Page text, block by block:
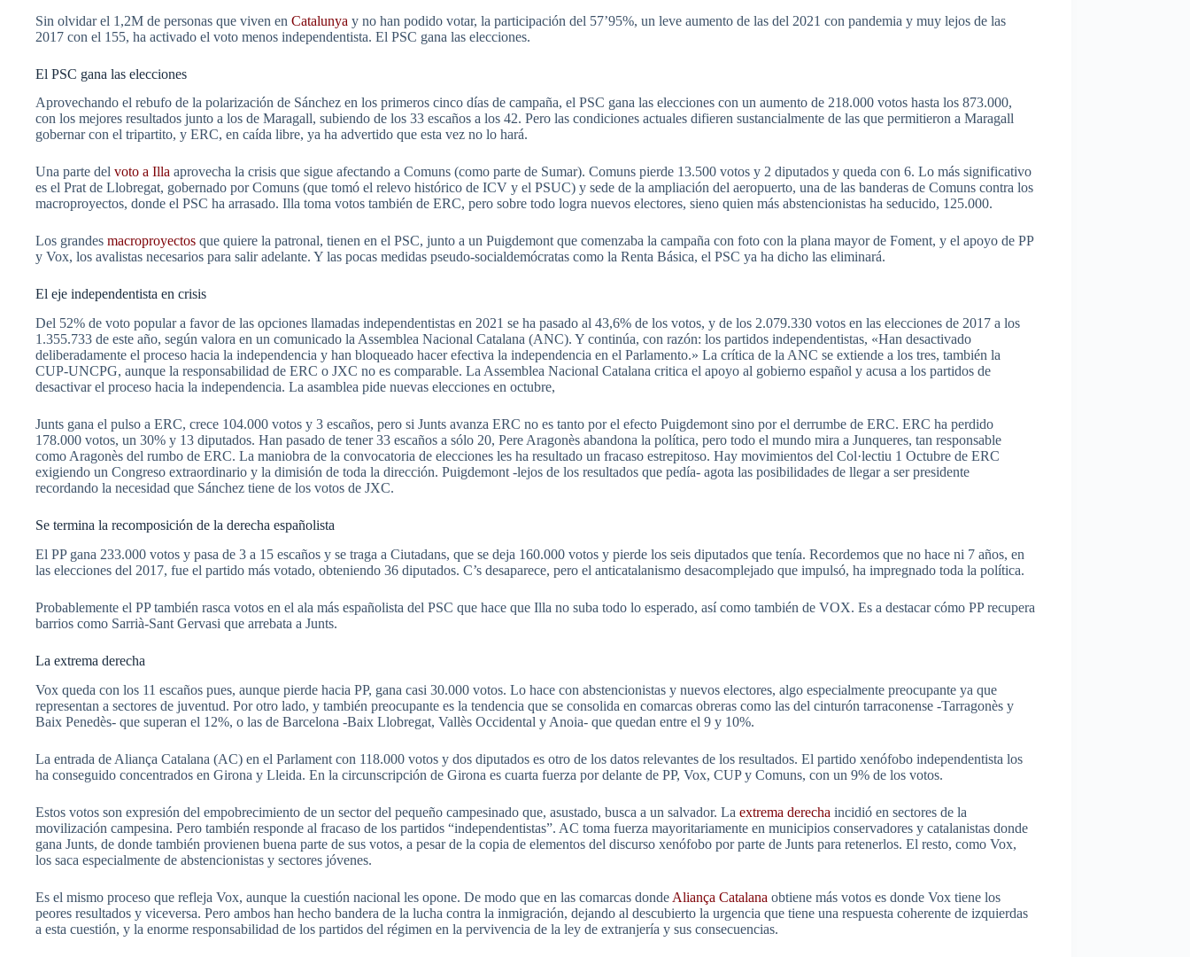
Sin olvidar el 1,2M de personas que viven en Catalunya y no han podido votar, la participación del 57’95%, un leve aumento de las del 2021 con pandemia y muy lejos de las
2017 con el 155, ha activado el voto menos independentista. El PSC gana las elecciones.
El PSC gana las elecciones
Aprovechando el rebufo de la polarización de Sánchez en los primeros cinco días de campaña, el PSC gana las elecciones con un aumento de 218.000 votos hasta los 873.000,
con los mejores resultados junto a los de Maragall, subiendo de los 33 escaños a los 42. Pero las condiciones actuales difieren sustancialmente de las que permitieron a Maragall
gobernar con el tripartito, y ERC, en caída libre, ya ha advertido que esta vez no lo hará.
Una parte del voto a Illa aprovecha la crisis que sigue afectando a Comuns (como parte de Sumar). Comuns pierde 13.500 votos y 2 diputados y queda con 6. Lo más significativo
es el Prat de Llobregat, gobernado por Comuns (que tomó el relevo histórico de ICV y el PSUC) y sede de la ampliación del aeropuerto, una de las banderas de Comuns contra los
macroproyectos, donde el PSC ha arrasado. Illa toma votos también de ERC, pero sobre todo logra nuevos electores, sieno quien más abstencionistas ha seducido, 125.000.
Los grandes macroproyectos que quiere la patronal, tienen en el PSC, junto a un Puigdemont que comenzaba la campaña con foto con la plana mayor de Foment, y el apoyo de PP
y Vox, los avalistas necesarios para salir adelante. Y las pocas medidas pseudo-socialdemócratas como la Renta Básica, el PSC ya ha dicho las eliminará.
El eje independentista en crisis
Del 52% de voto popular a favor de las opciones llamadas independentistas en 2021 se ha pasado al 43,6% de los votos, y de los 2.079.330 votos en las elecciones de 2017 a los
1.355.733 de este año, según valora en un comunicado la Assemblea Nacional Catalana (ANC). Y continúa, con razón: los partidos independentistas, «Han desactivado
deliberadamente el proceso hacia la independencia y han bloqueado hacer efectiva la independencia en el Parlamento.» La crítica de la ANC se extiende a los tres, también la
CUP-UNCPG, aunque la responsabilidad de ERC o JXC no es comparable. La Assemblea Nacional Catalana critica el apoyo al gobierno español y acusa a los partidos de
desactivar el proceso hacia la independencia. La asamblea pide nuevas elecciones en octubre,
Junts gana el pulso a ERC, crece 104.000 votos y 3 escaños, pero si Junts avanza ERC no es tanto por el efecto Puigdemont sino por el derrumbe de ERC. ERC ha perdido
178.000 votos, un 30% y 13 diputados. Han pasado de tener 33 escaños a sólo 20, Pere Aragonès abandona la política, pero todo el mundo mira a Junqueres, tan responsable
como Aragonès del rumbo de ERC. La maniobra de la convocatoria de elecciones les ha resultado un fracaso estrepitoso. Hay movimientos del Col·lectiu 1 Octubre de ERC
exigiendo un Congreso extraordinario y la dimisión de toda la dirección. Puigdemont -lejos de los resultados que pedía- agota las posibilidades de llegar a ser presidente
recordando la necesidad que Sánchez tiene de los votos de JXC.
Se termina la recomposición de la derecha españolista
El PP gana 233.000 votos y pasa de 3 a 15 escaños y se traga a Ciutadans, que se deja 160.000 votos y pierde los seis diputados que tenía. Recordemos que no hace ni 7 años, en
las elecciones del 2017, fue el partido más votado, obteniendo 36 diputados. C’s desaparece, pero el anticatalanismo desacomplejado que impulsó, ha impregnado toda la política.
Probablemente el PP también rasca votos en el ala más españolista del PSC que hace que Illa no suba todo lo esperado, así como también de VOX. Es a destacar cómo PP recupera
barrios como Sarrià-Sant Gervasi que arrebata a Junts.
La extrema derecha
Vox queda con los 11 escaños pues, aunque pierde hacia PP, gana casi 30.000 votos. Lo hace con abstencionistas y nuevos electores, algo especialmente preocupante ya que
representan a sectores de juventud. Por otro lado, y también preocupante es la tendencia que se consolida en comarcas obreras como las del cinturón tarraconense -Tarragonès y
Baix Penedès- que superan el 12%, o las de Barcelona -Baix Llobregat, Vallès Occidental y Anoia- que quedan entre el 9 y 10%.
La entrada de Aliança Catalana (AC) en el Parlament con 118.000 votos y dos diputados es otro de los datos relevantes de los resultados. El partido xenófobo independentista los
ha conseguido concentrados en Girona y Lleida. En la circunscripción de Girona es cuarta fuerza por delante de PP, Vox, CUP y Comuns, con un 9% de los votos.
Estos votos son expresión del empobrecimiento de un sector del pequeño campesinado que, asustado, busca a un salvador. La extrema derecha incidió en sectores de la
movilización campesina. Pero también responde al fracaso de los partidos “independentistas”. AC toma fuerza mayoritariamente en municipios conservadores y catalanistas donde
gana Junts, de donde también provienen buena parte de sus votos, a pesar de la copia de elementos del discurso xenófobo por parte de Junts para retenerlos. El resto, como Vox,
los saca especialmente de abstencionistas y sectores jóvenes.
Es el mismo proceso que refleja Vox, aunque la cuestión nacional les opone. De modo que en las comarcas donde Aliança Catalana obtiene más votos es donde Vox tiene los
peores resultados y viceversa. Pero ambos han hecho bandera de la lucha contra la inmigración, dejando al descubierto la urgencia que tiene una respuesta coherente de izquierdas
a esta cuestión, y la enorme responsabilidad de los partidos del régimen en la pervivencia de la ley de extranjería y sus consecuencias.